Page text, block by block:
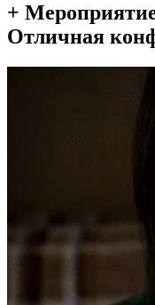
+
Отличная